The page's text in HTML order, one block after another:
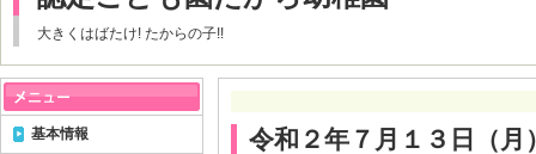
大きくはばたけ! たからの子!!
令和２年７月１３日（月
基本情報